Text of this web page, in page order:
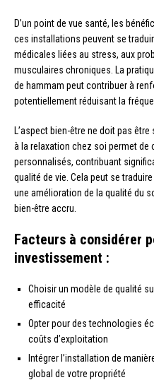
D’un point de vue santé, les
ces installations peuvent se
médicales liées au stress, aux
musculaires chroniques. La
de hammam peut contribuer à
potentiellement réduisant la
L’aspect bien-être ne doit pas
à la relaxation chez soi permet de
personnalisés, contribuant
qualité de vie. Cela peut se
une amélioration de la qualité du
bien-être accru.
Facteurs à considérer
investissement :
Choisir un modèle de qualité
efficacité
Opter pour des technologies
coûts d’exploitation
Intégrer l’installation de
global de votre propriété